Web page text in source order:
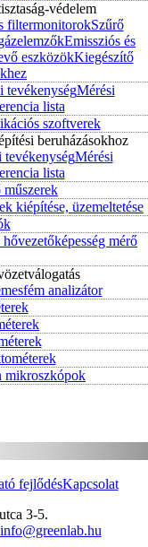
védelem
filtermonitorokSzűrő
Emissziós és
eszközökKiegészítő
tevékenységMérési
lista
szoftverek
beruházásokhoz
Mérési
lista
kiépítése, üzemeltetése
mérő
analizátor
mikroszkópok
fejlődésKapcsolat
3-5.
info@greenlab.hu